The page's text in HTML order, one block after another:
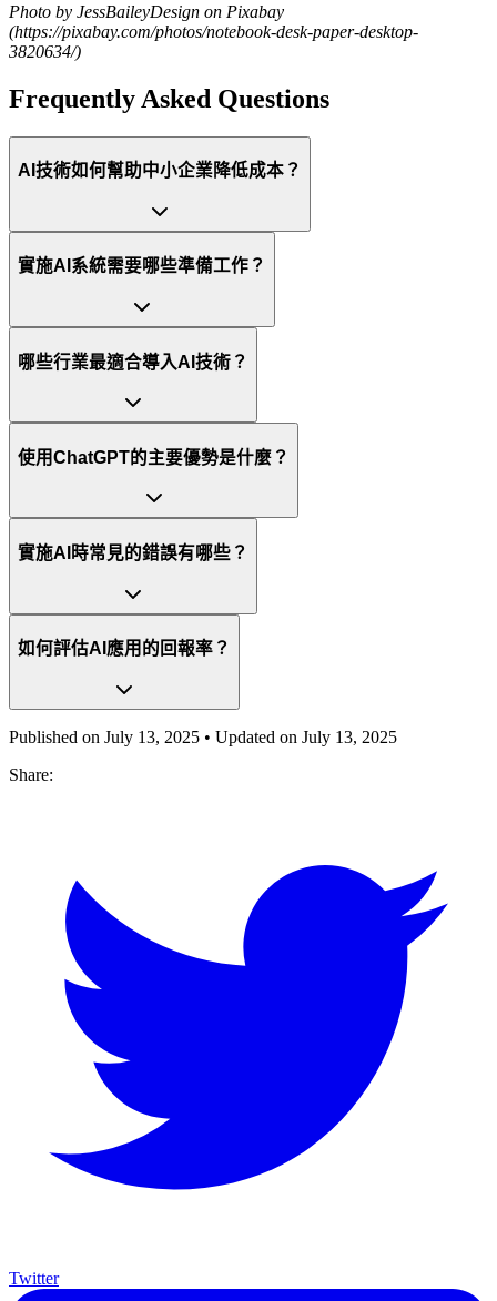
Photo by JessBaileyDesign on Pixabay
(https://pixabay.com/photos/notebook-desk-paper-desktop-
3820634/)
Frequently Asked Questions
AI技術如何幫助中小企業降低成本？
實施AI系統需要哪些準備工作？
哪些行業最適合導入AI技術？
使用ChatGPT的主要優勢是什麼？
實施AI時常見的錯誤有哪些？
如何評估AI應用的回報率？
Published on July 13, 2025 • Updated on July 13, 2025
Share:
Twitter